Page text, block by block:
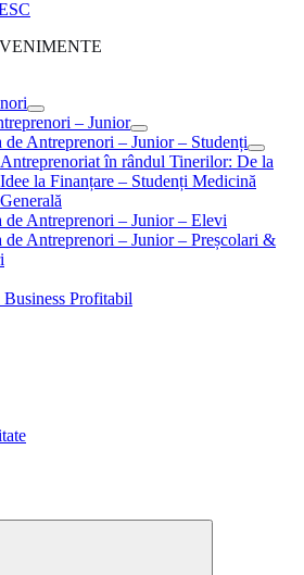
– Junior
de Antreprenori – Junior – Studenți
Antreprenoriat în rândul Tinerilor: De la
Idee la Finanțare – Studenți Medicină
Generală
de Antreprenori – Junior – Elevi
de Antreprenori – Junior – Preșcolari &
Profitabil